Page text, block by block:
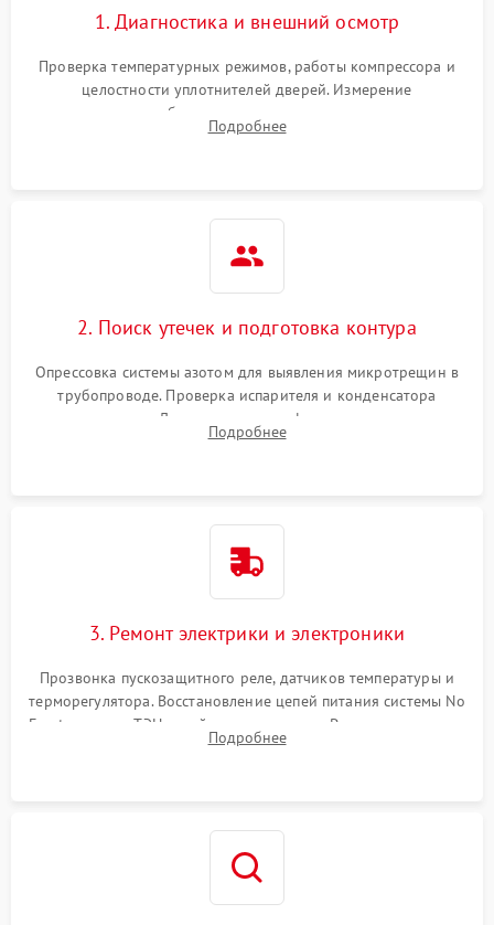
1. Диагностика и внешний осмотр
Проверка температурных режимов, работы компрессора и
целостности уплотнителей дверей. Измерение
сопротивления обмоток мотора, проверка термостата и
считывание кодов ошибок с электронного дисплея.
Подробнее
2. Поиск утечек и подготовка контура
Опрессовка системы азотом для выявления микротрещин в
трубопроводе. Проверка испарителя и конденсатора
течеискателем. Демонтаж старого фильтра-осушителя и
продувка капиллярной трубки для устранения засоров.
Подробнее
3. Ремонт электрики и электроники
Прозвонка пускозащитного реле, датчиков температуры и
терморегулятора. Восстановление цепей питания системы No
Frost, включая ТЭН оттайки и вентилятор. Ремонт или замена
платы управления при сбоях алгоритмов.
Подробнее